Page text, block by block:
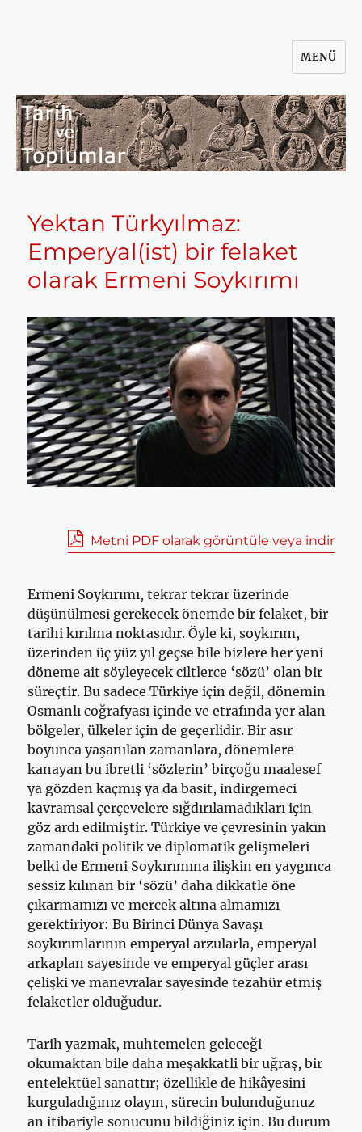
MENÜ
Yektan Türkyılmaz:
Emperyal(ist) bir felaket
olarak Ermeni Soykırımı
Metni PDF olarak görüntüle veya indir
Ermeni Soykırımı, tekrar tekrar üzerinde
düşünülmesi gerekecek önemde bir felaket, bir
tarihi kırılma noktasıdır. Öyle ki, soykırım,
üzerinden üç yüz yıl geçse bile bizlere her yeni
döneme ait söyleyecek ciltlerce ‘sözü’ olan bir
süreçtir. Bu sadece Türkiye için değil, dönemin
Osmanlı coğrafyası içinde ve etrafında yer alan
bölgeler, ülkeler için de geçerlidir. Bir asır
boyunca yaşanılan zamanlara, dönemlere
kanayan bu ibretli ‘sözlerin’ birçoğu maalesef
ya gözden kaçmış ya da basit, indirgemeci
kavramsal çerçevelere sığdırılamadıkları için
göz ardı edilmiştir. Türkiye ve çevresinin yakın
zamandaki politik ve diplomatik gelişmeleri
belki de Ermeni Soykırımına ilişkin en yaygınca
sessiz kılınan bir ‘sözü’ daha dikkatle öne
çıkarmamızı ve mercek altına almamızı
gerektiriyor: Bu Birinci Dünya Savaşı
soykırımlarının emperyal arzularla, emperyal
arkaplan sayesinde ve emperyal güçler arası
çelişki ve manevralar sayesinde tezahür etmiş
felaketler olduğudur.
Tarih yazmak, muhtemelen geleceği
okumaktan bile daha meşakkatli bir uğraş, bir
entelektüel sanattır; özellikle de hikâyesini
kurguladığınız olayın, sürecin bulunduğunuz
an itibariyle sonucunu bildiğiniz için. Bu durum